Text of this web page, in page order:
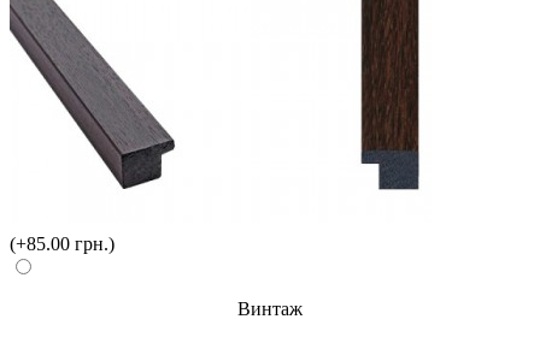
(+85.00 грн.)
Винтаж